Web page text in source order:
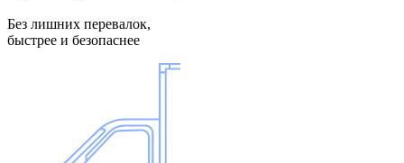
Без лишних перевалок,
быстрее и безопаснее